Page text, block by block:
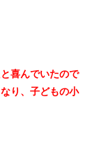
喜んでいたので
り、子どもの小